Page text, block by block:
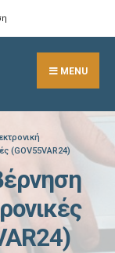
MENU
(GOV55VAR24)
Search
Window